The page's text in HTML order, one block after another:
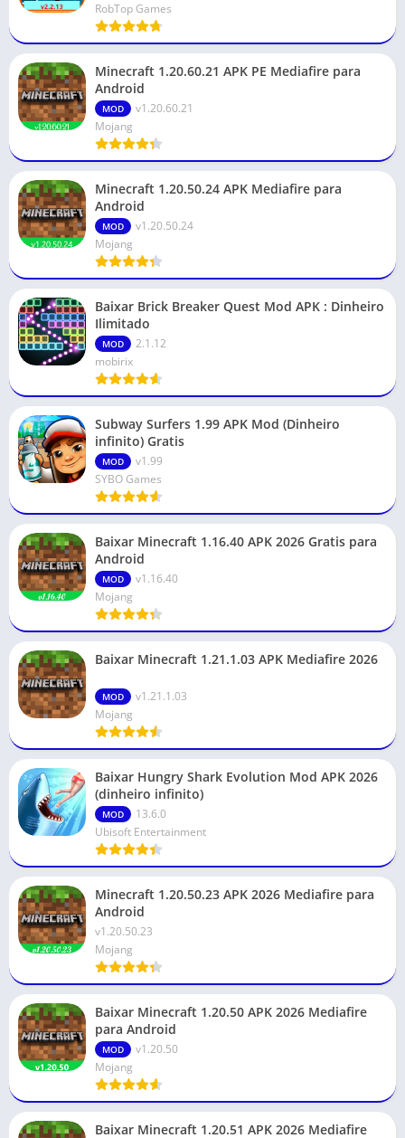
RobTop Games
Minecraft 1.20.60.21 APK PE Mediafire para
Android
MOD
v1.20.60.21
Mojang
Minecraft 1.20.50.24 APK Mediafire para
Android
MOD
v1.20.50.24
Mojang
Baixar Brick Breaker Quest Mod APK : Dinheiro
Ilimitado
MOD
2.1.12
mobirix
Subway Surfers 1.99 APK Mod (Dinheiro
infinito) Gratis
MOD
v1.99
SYBO Games
Baixar Minecraft 1.16.40 APK 2026 Gratis para
Android
MOD
v1.16.40
Mojang
Baixar Minecraft 1.21.1.03 APK Mediafire 2026
MOD
v1.21.1.03
Mojang
Baixar Hungry Shark Evolution Mod APK 2026
(dinheiro infinito)
MOD
13.6.0
Ubisoft Entertainment
Minecraft 1.20.50.23 APK 2026 Mediafire para
Android
v1.20.50.23
Mojang
Baixar Minecraft 1.20.50 APK 2026 Mediafire
para Android
MOD
v1.20.50
Mojang
Baixar Minecraft 1.20.51 APK 2026 Mediafire